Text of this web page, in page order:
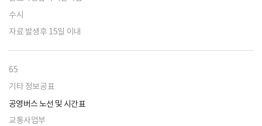
수시
자료 발생후 15일 이내
65
기타 정보공표
공영버스 노선 및 시간표
교통사업부